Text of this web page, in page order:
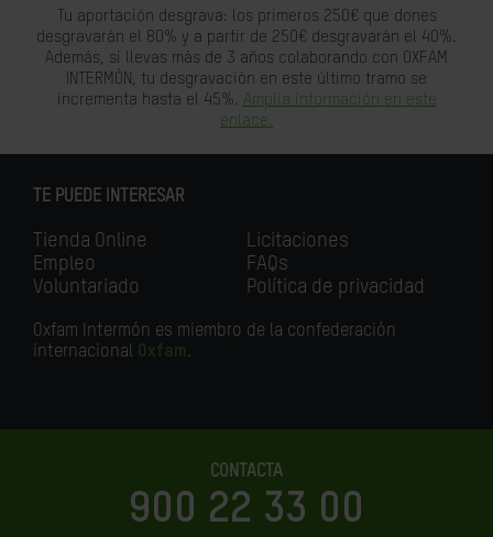
Tu aportación desgrava: los primeros 250€ que dones
desgravarán el 80% y a partir de 250€ desgravarán el 40%.
Además, si llevas más de 3 años colaborando con OXFAM
INTERMÓN, tu desgravación en este último tramo se
incrementa hasta el 45%. Amplia información en este
enlace.
TE PUEDE INTERESAR
Tienda Online
Empleo
Voluntariado
Licitaciones
FAQs
Política de privacidad
Oxfam Intermón es miembro de la confederación
internacional Oxfam.
CONTACTA
900 22 33 00